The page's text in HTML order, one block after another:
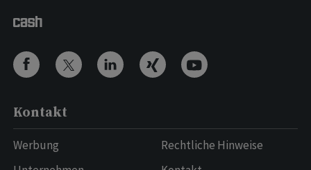
Kontakt
Werbung
Rechtliche Hinweise